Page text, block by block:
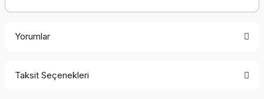
Yorumlar
Taksit Seçenekleri